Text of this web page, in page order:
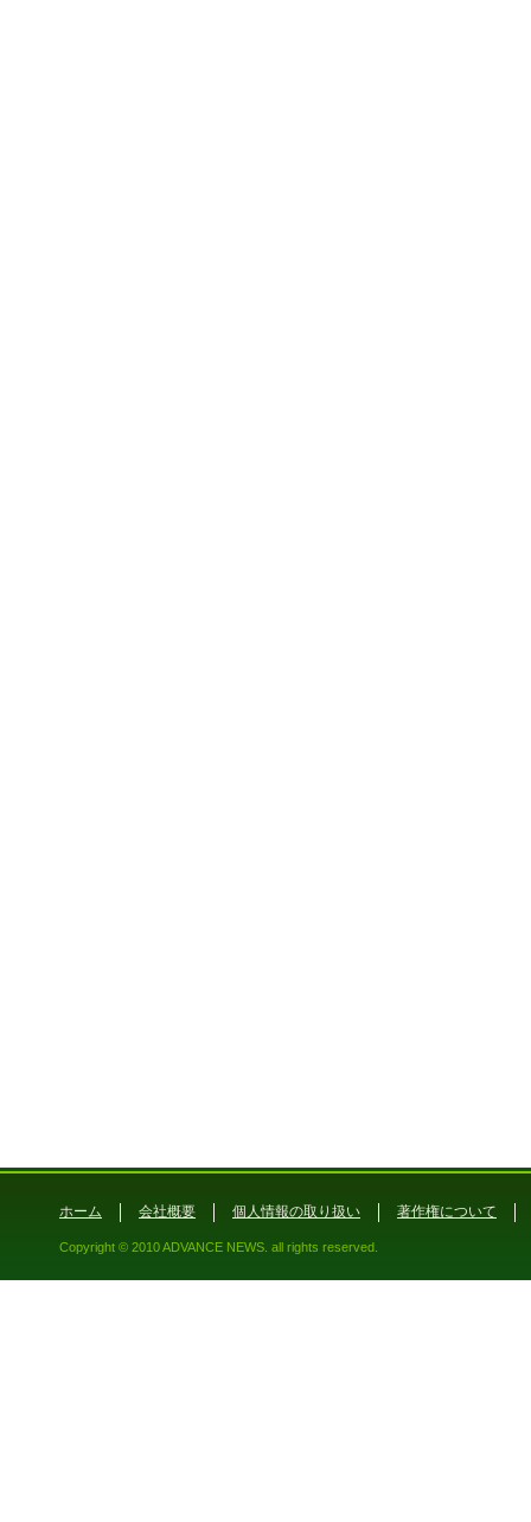
ホーム 会社概要 個人情報の取り扱い 著作権について
Copyright © 2010 ADVANCE NEWS. all rights reserved.